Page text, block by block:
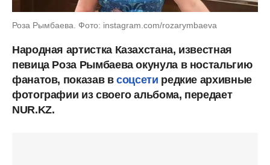
Роза Рымбаева. Фото: instagram.com/rozarymbaeva
Народная артистка Казахстана, известная
певица Роза Рымбаева окунула в ностальгию
фанатов, показав всоцсети редкие архивные
фотографии из своего альбома, передает
NUR.KZ.